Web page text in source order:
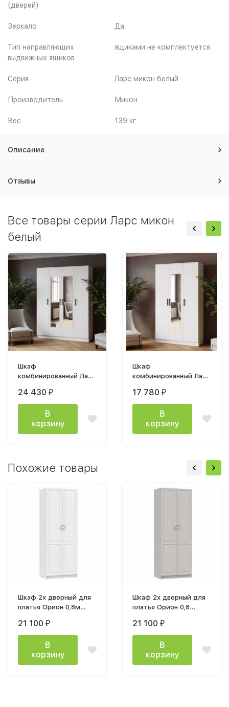
(дверей)
Зеркало Да
Тип направляющих
выдвижных ящиков
ящиками не комплектуется
Серия Ларс микон белый
Производитель Микон
Вес 139 кг
Описание
Отзывы
Все товары серии Ларс микон
белый
Шкаф
комбинированный Ларс
белый
24 430 ₽
В
корзину
Шкаф
комбинированный Ларс
зеркалом белый
17 780 ₽
В
корзину
Похожие товары
Шкаф 2х дверный для
платья Орион 0,8м
21 100 ₽
В
корзину
Шкаф 2х дверный для
платья Орион 0,8
21 100 ₽
В
корзину